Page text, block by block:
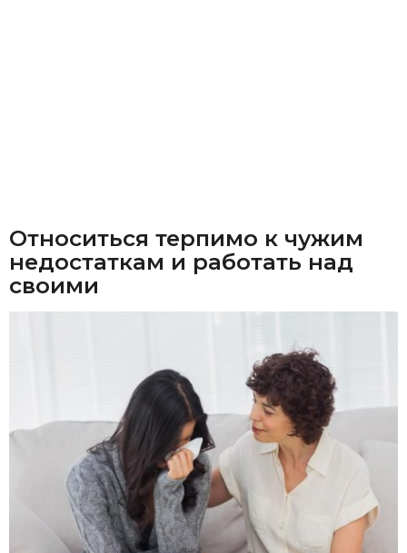
Относиться терпимо к чужим
недостаткам и работать над
своими